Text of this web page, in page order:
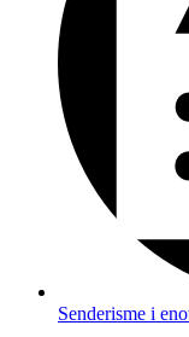
Senderisme i